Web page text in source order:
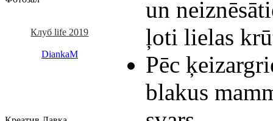
Клуб life 2019
DiankaM
un
ļoti lielas
Pēc
blakus